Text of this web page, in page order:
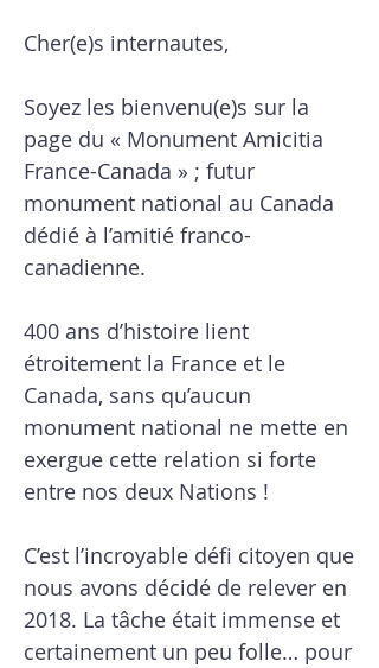
Cher(e)s internautes,
Soyez les bienvenu(e)s sur la
page du « Monument Amicitia
France-Canada » ; futur
monument national au Canada
dédié à l’amitié franco-
canadienne.
400 ans d’histoire lient
étroitement la France et le
Canada, sans qu’aucun
monument national ne mette en
exergue cette relation si forte
entre nos deux Nations !
C’est l’incroyable défi citoyen que
nous avons décidé de relever en
2018. La tâche était immense et
certainement un peu folle… pour